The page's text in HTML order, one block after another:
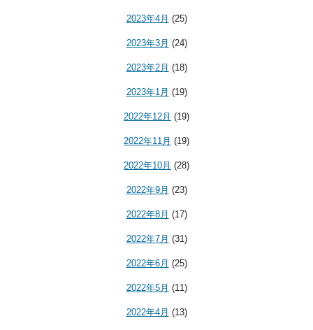
2023年4月 (25)
2023年3月 (24)
2023年2月 (18)
2023年1月 (19)
2022年12月 (19)
2022年11月 (19)
2022年10月 (28)
2022年9月 (23)
2022年8月 (17)
2022年7月 (31)
2022年6月 (25)
2022年5月 (11)
2022年4月 (13)